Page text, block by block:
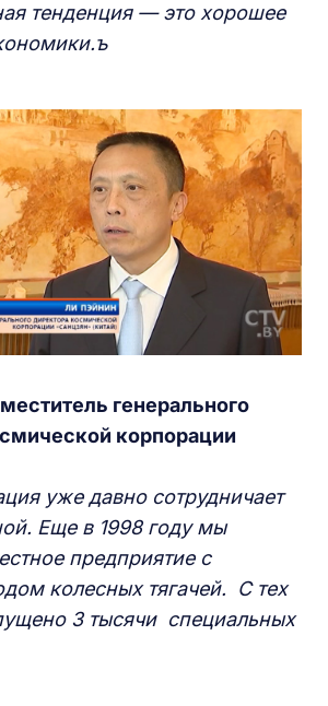
тенденция — это хорошее
генерального
корпорации
уже давно сотрудничает
Еще в 1998 году мы
предприятие с
колесных тягачей. С тех
3 тысячи специальных